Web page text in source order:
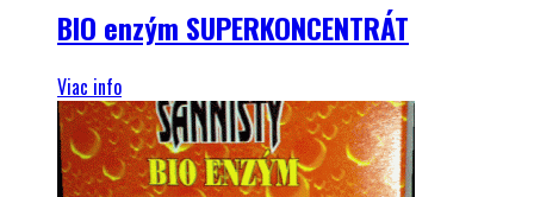
BIO enzým SUPERKONCENTRÁT
Viac info